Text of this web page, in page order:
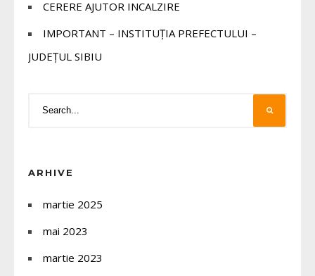
CERERE AJUTOR INCALZIRE
IMPORTANT – INSTITUȚIA PREFECTULUI –
JUDEȚUL SIBIU
ARHIVE
martie 2025
mai 2023
martie 2023